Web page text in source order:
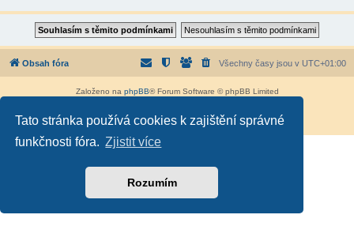
Tato stránka používá cookies k zajištění správné
funkčnosti fóra. Zjistit více
Rozumím
Obsah fóra Všechny časy jsou v UTC+01:00
Založeno na phpBB® Forum Software © phpBB Limited
Soukromí| Podmínky